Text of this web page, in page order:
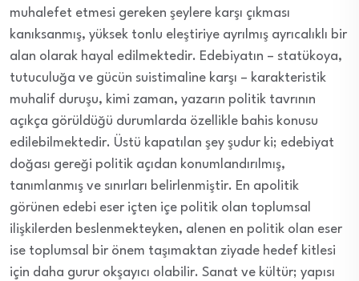
muhalefet etmesi gereken şeylere karşı çıkması
kanıksanmış, yüksek tonlu eleştiriye ayrılmış ayrıcalıklı bir
alan olarak hayal edilmektedir. Edebiyatın – statükoya,
tutuculuğa ve gücün suistimaline karşı – karakteristik
muhalif duruşu, kimi zaman, yazarın politik tavrının
açıkça görüldüğü durumlarda özellikle bahis konusu
edilebilmektedir. Üstü kapatılan şey şudur ki; edebiyat
doğası gereği politik açıdan konumlandırılmış,
tanımlanmış ve sınırları belirlenmiştir. En apolitik
görünen edebi eser içten içe politik olan toplumsal
ilişkilerden beslenmekteyken, alenen en politik olan eser
ise toplumsal bir önem taşımaktan ziyade hedef kitlesi
için daha gurur okşayıcı olabilir. Sanat ve kültür; yapısı